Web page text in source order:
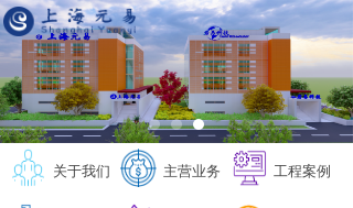
关于我们 主营业务 工程案例
公司简介
公司资质
荣誉证书
发展历程
规划咨询
工程勘察
工程设计
测绘测量
规划咨询
工程勘测
岩土设计
测绘测量
人工智能
智慧林业
高光谱水质
地下水研究
党建工团
发展环境
人才招聘
企业文化
企业新闻
行业动态
信息公示